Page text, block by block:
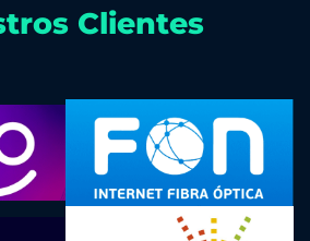
Clientes